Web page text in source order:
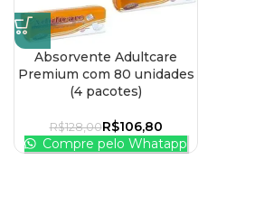
Absorvente Adultcare
Premium com 80 unidades
(4 pacotes)
R$128,00R$106,80
Compre pelo Whatapp